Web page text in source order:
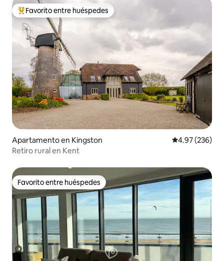
Favorito entre huéspedes preferido
Favorito entre huéspedes
Apartamento en Kingston Calificación
4.97 (236)
Retiro rural en Kent
Favorito entre huéspedes
Favorito entre huéspedes